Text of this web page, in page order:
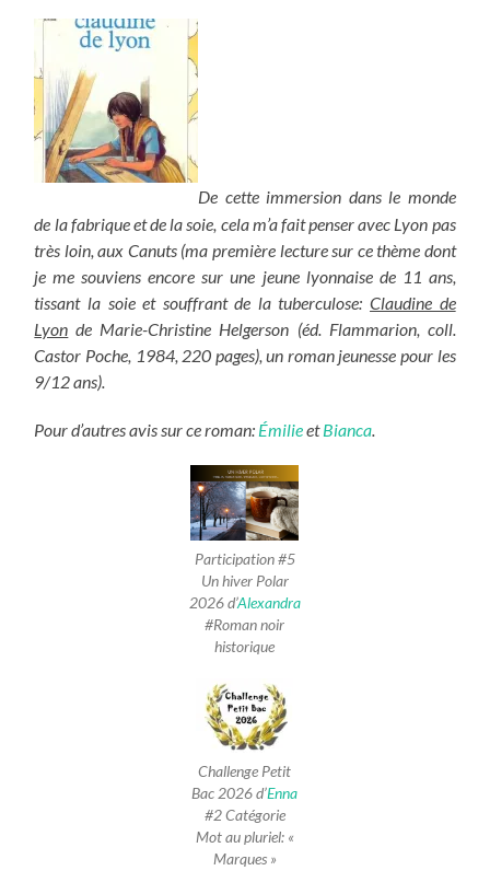
De cette immersion dans le monde
de la fabrique et de la soie, cela m’a fait penser avec Lyon pas
très loin, aux Canuts (ma première lecture sur ce thème dont
je me souviens encore sur une jeune lyonnaise de 11 ans,
tissant la soie et souffrant de la tuberculose:Claudine de
Lyon de Marie-Christine Helgerson (éd. Flammarion, coll.
Castor Poche, 1984, 220 pages), un roman jeunesse pour les
9/12 ans).
Pour d’autres avis sur ce roman: ÉmilieetBianca
Participation #5
Un hiver Polar
2026 d’Alexandra
#Roman noir
historique
Challenge Petit
Bac 2026 d’Enna
#2 Catégorie
Mot au pluriel: «
Marques »